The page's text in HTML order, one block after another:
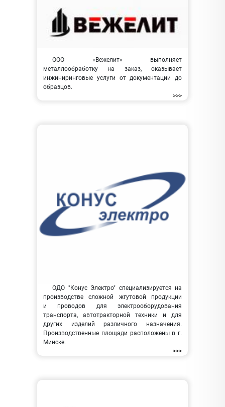
ООО «Вежелит» выполняет
металлообработку на заказ, оказывает
инжиниринговые услуги от документации до
образцов.
>>>
ОДО "Конус Электро" специализируется на
производстве сложной жгутовой продукции
и проводов для электрооборудования
транспорта, автотракторной техники и для
других изделий различного назначения.
Производственные площади расположены в г.
Минске.
>>>